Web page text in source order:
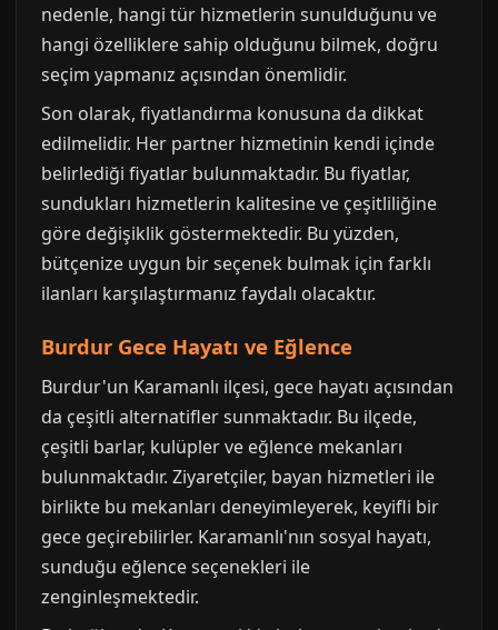
nedenle, hangi tür hizmetlerin sunulduğunu ve
hangi özelliklere sahip olduğunu bilmek, doğru
seçim yapmanız açısından önemlidir.
Son olarak, fiyatlandırma konusuna da dikkat
edilmelidir. Her partner hizmetinin kendi içinde
belirlediği fiyatlar bulunmaktadır. Bu fiyatlar,
sundukları hizmetlerin kalitesine ve çeşitliliğine
göre değişiklik göstermektedir. Bu yüzden,
bütçenize uygun bir seçenek bulmak için farklı
ilanları karşılaştırmanız faydalı olacaktır.
Burdur Gece Hayatı ve Eğlence
Burdur'un Karamanlı ilçesi, gece hayatı açısından
da çeşitli alternatifler sunmaktadır. Bu ilçede,
çeşitli barlar, kulüpler ve eğlence mekanları
bulunmaktadır. Ziyaretçiler, bayan hizmetleri ile
birlikte bu mekanları deneyimleyerek, keyifli bir
gece geçirebilirler. Karamanlı'nın sosyal hayatı,
sunduğu eğlence seçenekleri ile
zenginleşmektedir.